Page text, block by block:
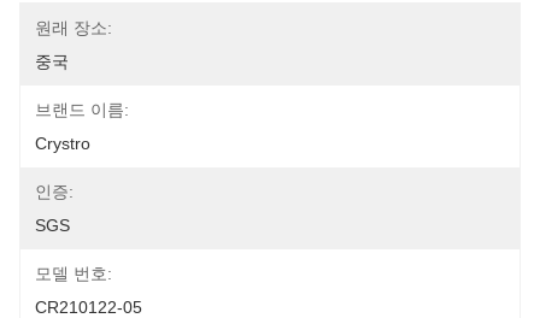
원래 장소:
중국
브랜드 이름:
Crystro
인증:
SGS
모델 번호:
CR210122-05